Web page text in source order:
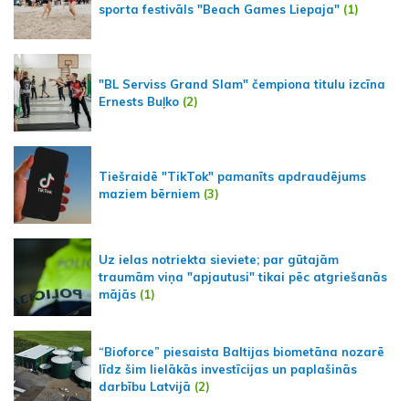
sporta festivāls "Beach Games Liepaja" (1)
"BL Serviss Grand Slam" čempiona titulu izcīna
Ernests Buļko (2)
Tiešraidē "TikTok" pamanīts apdraudējums
maziem bērniem (3)
Uz ielas notriekta sieviete; par gūtajām
traumām viņa "apjautusi" tikai pēc atgriešanās
mājās (1)
“Bioforce” piesaista Baltijas biometāna nozarē
līdz šim lielākās investīcijas un paplašinās
darbību Latvijā (2)